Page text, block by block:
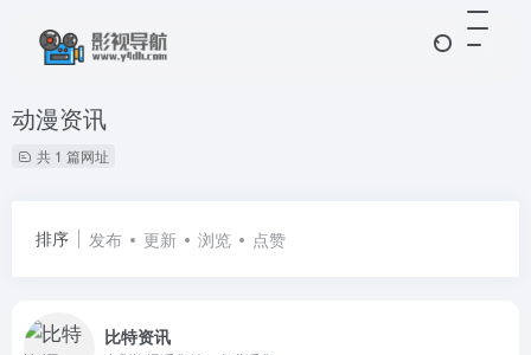
动漫资讯
共 1 篇网址
排序 发布 更新 浏览 点赞
比特资讯